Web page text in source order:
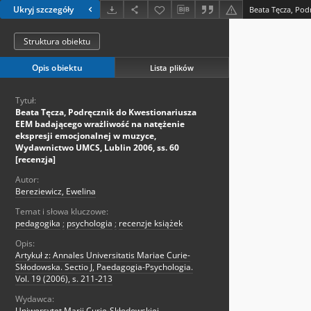
Ukryj szczegóły
Struktura obiektu
Opis obiektu Lista plików
Tytuł:
Beata Tęcza, Podręcznik do Kwestionariusza
EEM badającego wrażliwość na natężenie
ekspresji emocjonalnej w muzyce,
Wydawnictwo UMCS, Lublin 2006, ss. 60
[recenzja]
Autor:
Bereziewicz, Ewelina
Temat i słowa kluczowe:
pedagogika ; psychologia ; recenzje książek
Opis:
Artykuł z: Annales Universitatis Mariae Curie-
Skłodowska. Sectio J, Paedagogia-Psychologia.
Vol. 19 (2006), s. 211-213
Wydawca: